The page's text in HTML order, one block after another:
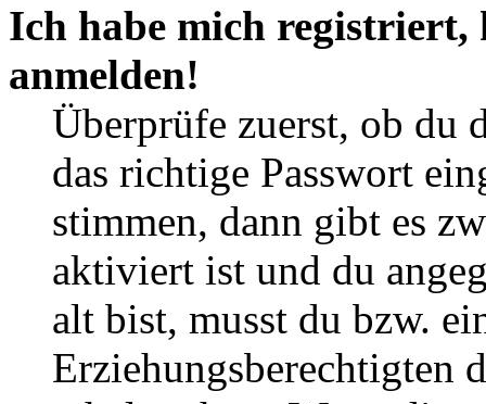
Ich habe mich
anmelden!
Überprüfe zuerst, ob du
das richtige Passwort
stimmen, dann gibt es
aktiviert ist und du
alt bist, musst du bzw.
Erziehungsberechtigten